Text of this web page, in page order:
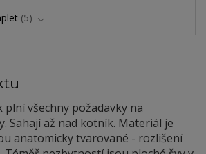
5
plní všechny požadavky na
Sahají až nad kotník. Materiál je
anatomicky tvarované - rozlišení